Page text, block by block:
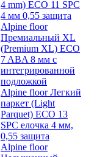
4 mm) ECO 11 SPC
4 мм 0,55 защита
Alpine floor
Премиальный XL
(Premium XL) ECO
7 ABA 8 мм с
интегрированной
подложкой
Alpine floor Легкий
паркет (Light
Parquet) ECO 13
SPC елочка 4 мм,
0,55 защита
Alpine floor